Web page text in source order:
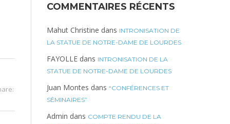
COMMENTAIRES RÉCENTS
Mahut Christine dans INTRONISATION DE
LA STATUE DE NOTRE-DAME DE LOURDES
FAYOLLE dans INTRONISATION DE LA
STATUE DE NOTRE-DAME DE LOURDES
Juan Montes dans “CONFÉRENCES ET
SÉMINAIRES”
Admin dans COMPTE RENDU DE LA